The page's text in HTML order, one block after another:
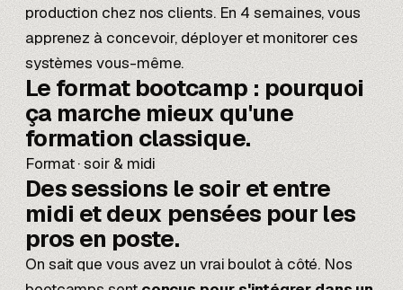
production chez nos clients. En 4 semaines, vous
apprenez à concevoir, déployer et monitorer ces
systèmes vous-même.
Le format bootcamp : pourquoi
ça marche mieuxqu'une
formation classique.
Format · soir & midi
Des sessions le soir et entre
midi et deuxpensées pour les
pros en poste.
On sait que vous avez un vrai boulot à côté. Nos